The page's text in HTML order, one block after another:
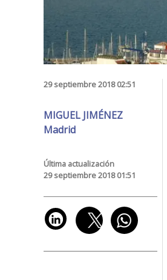
29 septiembre 2018 02:51
MIGUEL JIMÉNEZ
Madrid
Última actualización
29 septiembre 2018 01:51